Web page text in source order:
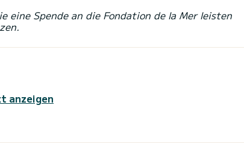
eine Spende an die Fondation de la Mer leisten
anzeigen